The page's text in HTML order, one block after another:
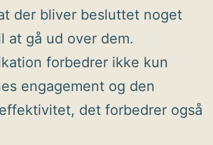
der bliver besluttet noget
at gå ud over dem.
forbedrer ikke kun
engagement og den
det forbedrer også